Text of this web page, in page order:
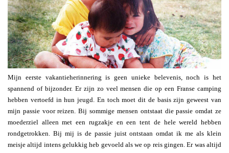
Mijn eerste vakantieherinnering is geen unieke belevenis, noch is het
spannend of bijzonder. Er zijn zo veel mensen die op een Franse camping
hebben vertoefd in hun jeugd. En toch moet dit de basis zijn geweest van
mijn passie voor reizen. Bij sommige mensen ontstaat die passie omdat ze
moederziel alleen met een rugzakje en een tent de hele wereld hebben
rondgetrokken. Bij mij is de passie juist ontstaan omdat ik me als klein
meisje altijd intens gelukkig heb gevoeld als we op reis gingen. Er was altijd